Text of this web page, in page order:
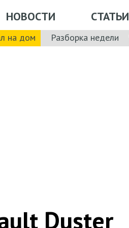
НОВОСТИ СТАТЬИ
на дом Разборка недели
Duster